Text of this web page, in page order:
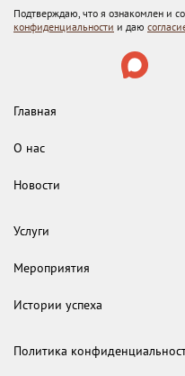
Подтверждаю, что я ознакомлен и
конфиденциальности и даю
Главная
О нас
Новости
Услуги
Мероприятия
Истории успеха
Политика